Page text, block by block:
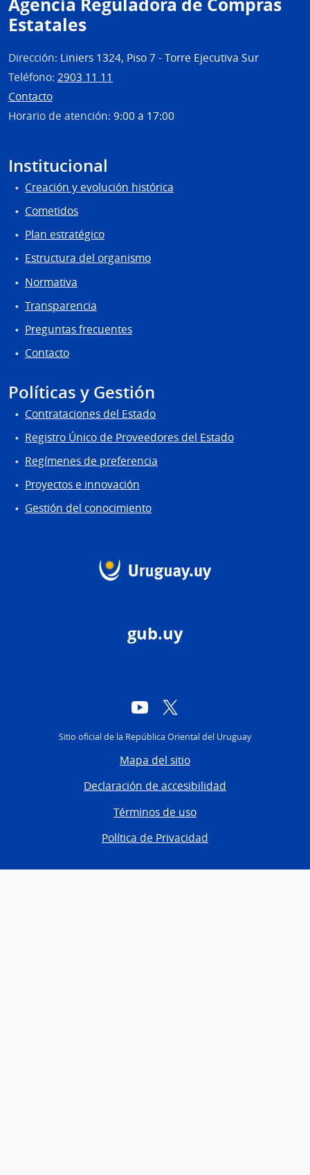
Estatales
Dirección: Liniers 1324, Piso 7 - Torre Ejecutiva Sur
Teléfono: 2903 11 11
Contacto
Horario de atención: 9:00 a 17:00
Institucional
Creación y evolución histórica
Cometidos
Plan estratégico
Estructura del organismo
Normativa
Transparencia
Preguntas frecuentes
Contacto
Políticas y Gestión
Contrataciones del Estado
Registro Único de Proveedores del Estado
Regímenes de preferencia
Proyectos e innovación
Gestión del conocimiento
gub.uy
YouTube
Sitio oficial de la República Oriental del Uruguay
Mapa del sitio
Declaración de accesibilidad
Términos de uso
Política de Privacidad